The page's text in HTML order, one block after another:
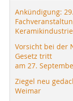
Ankündigung:
Keramikindustrie
Vorsicht bei der
Gesetz tritt
am 27.
Ziegel neu
Weimar